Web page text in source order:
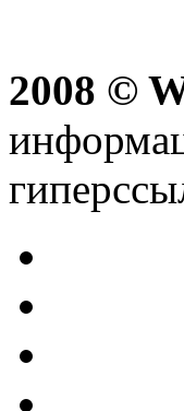
2008 ©